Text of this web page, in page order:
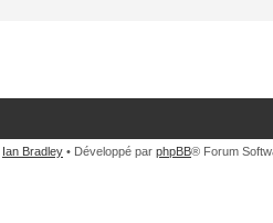
Ian Bradley • Développé par phpBB® Forum